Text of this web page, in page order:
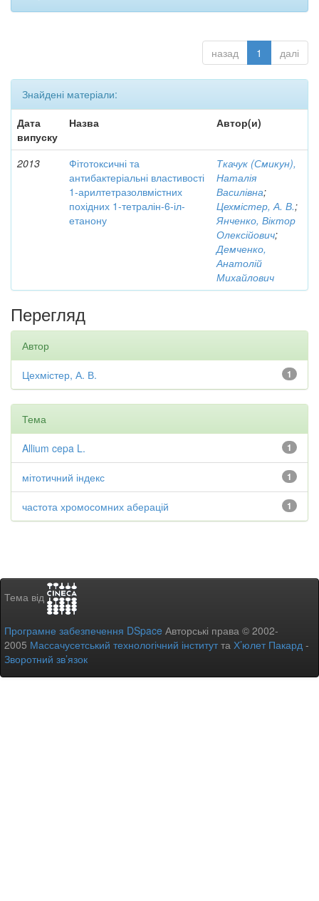
назад 1 далі
Знайдені матеріали:
Дата
випуску
Назва Автор(и)
2013
Фітотоксичні та
антибактеріальні властивості
1-арилтетразолвмістних
похідних 1-тетралін-6-іл-
етанону
Ткачук (Смикун),
Наталія
Василівна;
Цехмістер, А. В.;
Янченко, Віктор
Олексійович;
Демченко,
Анатолій
Михайлович
Перегляд
Автор
1
Цехмістер, А. В.
Тема
1
Allium cepa L.
1
мітотичний індекс
1
частота хромосомних аберацій
Тема від
Програмне забезпечення DSpace Авторські права © 2002-
2005 Массачусетський технологічний інститутта Х’юлет Пакард -
Зворотний зв’язок